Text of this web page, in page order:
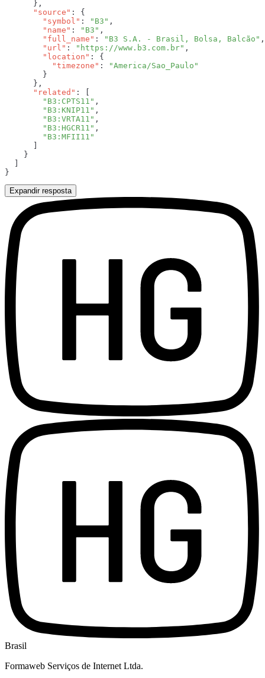
      "source"
        "symbol"
: "B3"
        "name"
: "B3"
        "full_name"
:
"B3 S.A. - Brasil, Bolsa, Balcão"
        "url"
: "https://www.b3.com.br"
        "location"
          "timezone"
:
      "related"
        "B3:CPTS11"
        "B3:KNIP11"
        "B3:VRTA11"
        "B3:HGCR11"
Expandir resposta
Brasil
Formaweb Serviços de Internet Ltda.